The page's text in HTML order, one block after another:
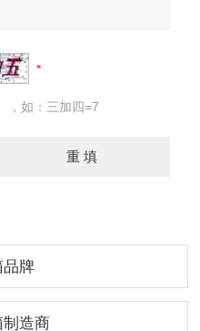
，如：三加四=7
品牌
造商